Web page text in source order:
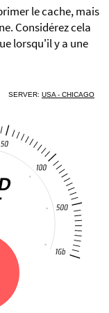
le cache, mais
Considérez cela
lorsqu'il y a une